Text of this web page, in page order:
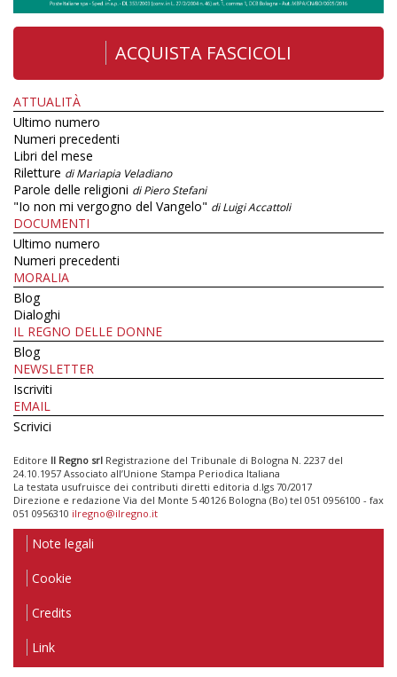
ACQUISTA FASCICOLI
ATTUALITÀ
Ultimo numero
Numeri precedenti
Libri del mese
Riletture di Mariapia Veladiano
Parole delle religioni di Piero Stefani
"Io non mi vergogno del Vangelo" di Luigi Accattoli
DOCUMENTI
Ultimo numero
Numeri precedenti
MORALIA
Blog
Dialoghi
IL REGNO DELLE DONNE
Blog
NEWSLETTER
Iscriviti
EMAIL
Scrivici
Editore Il Regno srl Registrazione del Tribunale di Bologna N. 2237 del
24.10.1957 Associato all’Unione Stampa Periodica Italiana
La testata usufruisce dei contributi diretti editoria d.lgs 70/2017
Direzione e redazione Via del Monte 5 40126 Bologna (Bo) tel 051 0956100 - fax
051 0956310 ilregno@ilregno.it
Note legali
Cookie
Credits
Link